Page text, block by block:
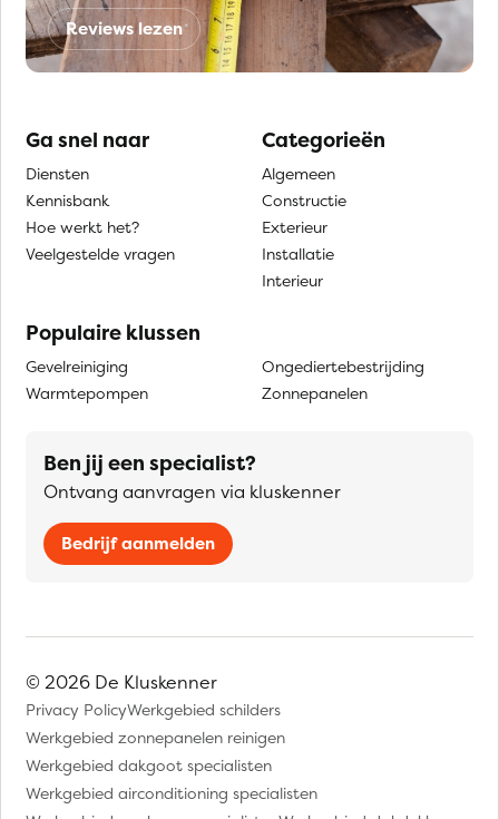
Reviews lezen
Ga snel naar
Diensten
Kennisbank
Hoe werkt het?
Veelgestelde vragen
Categorieën
Algemeen
Constructie
Exterieur
Installatie
Interieur
Populaire klussen
Gevelreiniging
Warmtepompen
Ongediertebestrijding
Zonnepanelen
Ben jij een specialist?
Ontvang aanvragen via kluskenner
Bedrijf aanmelden
© 2026 De Kluskenner
Privacy PolicyWerkgebied schilders
Werkgebied zonnepanelen reinigen
Werkgebied dakgoot specialisten
Werkgebied airconditioning specialisten